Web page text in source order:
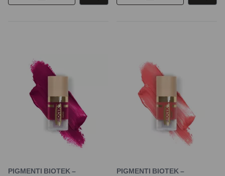
PIGMENTI BIOTEK – PIGMENTI BIOTEK –